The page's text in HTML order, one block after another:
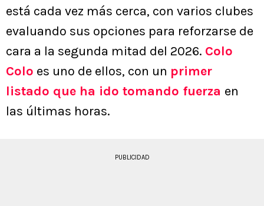
está cada vez más cerca, con varios clubes
evaluando sus opciones para reforzarse de
cara a la segunda mitad del 2026. Colo
Colo es uno de ellos, con un primer
listado que ha ido tomando fuerza en
las últimas horas.
PUBLICIDAD